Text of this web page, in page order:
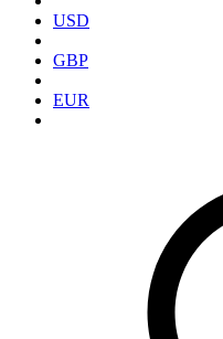
USD
GBP
EUR